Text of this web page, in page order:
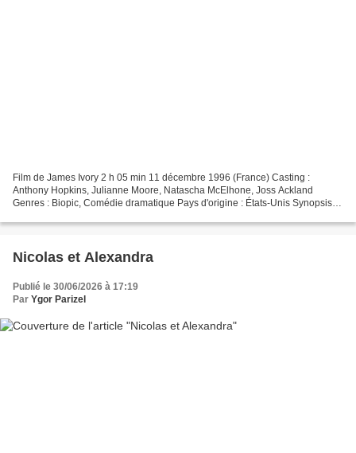
Film de James Ivory 2 h 05 min 11 décembre 1996 (France) Casting :
Anthony Hopkins, Julianne Moore, Natascha McElhone, Joss Ackland
Genres : Biopic, Comédie dramatique Pays d'origine : États-Unis Synopsis
Nicolas et Alexandra
Publié le 30/06/2026 à 17:19
Par Ygor Parizel